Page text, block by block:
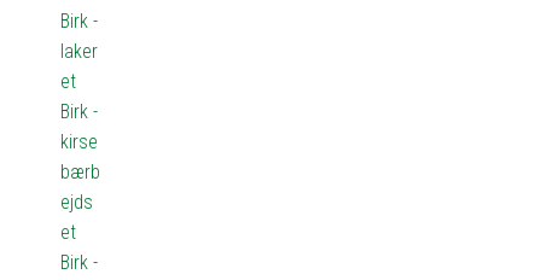
Birk -
laker
et
Birk -
kirse
bærb
ejds
et
Birk -